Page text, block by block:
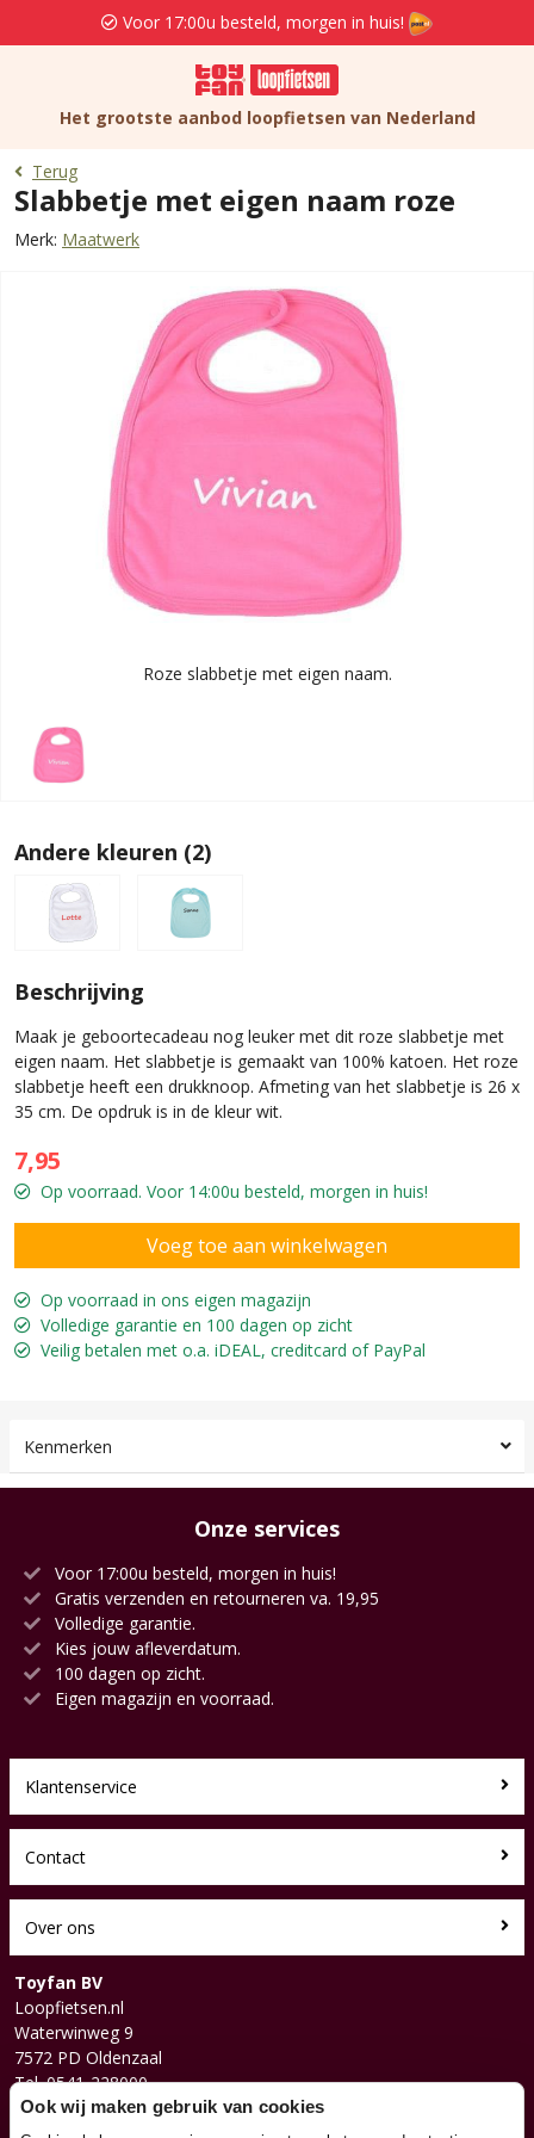
Voor 17:00u besteld, morgen in huis!
Het grootste aanbod loopfietsen van Nederland
Terug
Slabbetje met eigen naam roze
Merk: Maatwerk
Roze slabbetje met eigen naam.
Andere kleuren (2)
Beschrijving
Maak je geboortecadeau nog leuker met dit roze slabbetje met
eigen naam. Het slabbetje is gemaakt van 100% katoen. Het roze
slabbetje heeft een drukknoop. Afmeting van het slabbetje is 26 x
35 cm. De opdruk is in de kleur wit.
7,95
Op voorraad. Voor 14:00u besteld, morgen in huis!
Op voorraad in ons eigen magazijn
Volledige garantie en 100 dagen op zicht
Veilig betalen met o.a. iDEAL, creditcard of PayPal
Kenmerken
Onze services
Voor 17:00u besteld, morgen in huis!
Gratis verzenden en retourneren va. 19,95
Volledige garantie.
Kies jouw afleverdatum.
100 dagen op zicht.
Eigen magazijn en voorraad.
Klantenservice
Contact
Over ons
Toyfan BV
Loopfietsen.nl
Waterwinweg 9
7572 PD Oldenzaal
Tel. 0541-228000
Facebook
Instagram
Ook wij maken gebruik van cookies